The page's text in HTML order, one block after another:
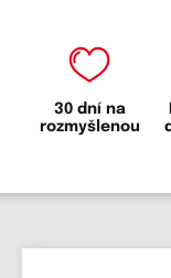
30 dní na
rozmyšlenou